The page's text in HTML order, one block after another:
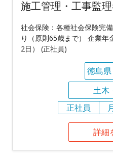
施工管理・工事監理
社会保険：各種社会保険完
り（原則65歳まで） 企業
2日） (正社員)
徳島県
土木
正社員
詳細